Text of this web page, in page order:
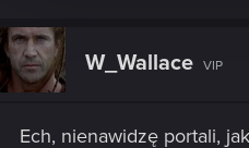
c
t
i
o
:
W_Wallace VIP
Ech, nienawidzę portali,